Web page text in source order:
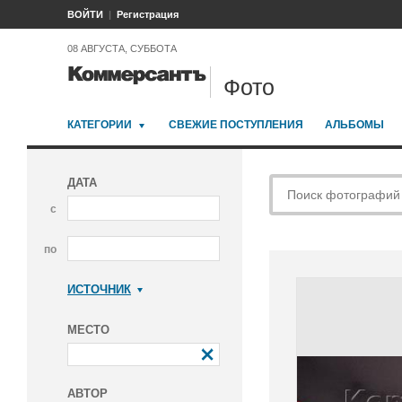
ВОЙТИ Регистрация
08 АВГУСТА, СУББОТА
Фото
КАТЕГОРИИ СВЕЖИЕ ПОСТУПЛЕНИЯ АЛЬБОМЫ
ДАТА
с
по
ИСТОЧНИК
МЕСТО
АВТОР